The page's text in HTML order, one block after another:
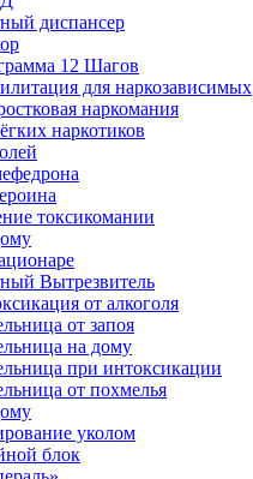
диспансер
12 Шагов
для наркозависимых
наркомания
наркотиков
токсикомании
Вытрезвитель
от алкоголя
от запоя
на дому
при интоксикации
от похмелья
уколом
блок